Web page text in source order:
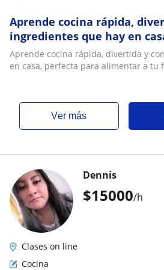
Aprende cocina rápida,
ingredientes que hay en
alimentar a tu familia
Aprende cocina rápida, divertida y
en casa, perfecta para alimentar a tu
ver más
$15000/h
Dennis
Clases on line
Cocina